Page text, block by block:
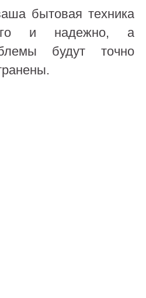
бытовая техника
и надежно, а
будут точно